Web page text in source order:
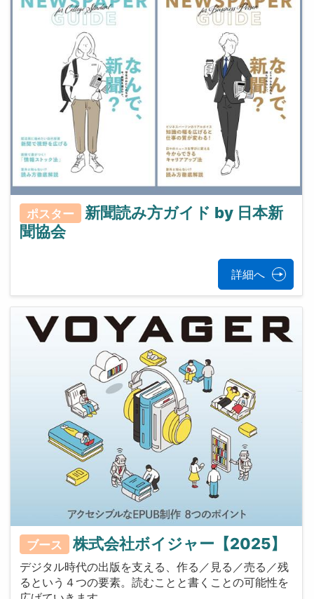
ポスター
新聞読み方ガイド by 日本新
聞協会
詳細へ
ブース 株式会社ボイジャー【2025】
デジタル時代の出版を支える、作る／見る／売る／残
るという４つの要素。読むことと書くことの可能性を